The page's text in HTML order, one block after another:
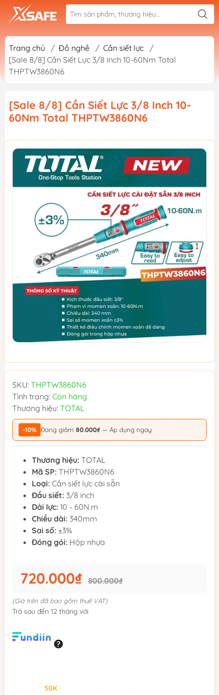
Trang chủ / Đồ nghề / Cần siết lực
/
[Sale 8/8] Cần Siết Lực 3/8 Inch 10-60Nm Total
THPTW3860N6
[Sale 8/8] Cần Siết Lực 3/8 Inch 10-
60Nm Total THPTW3860N6
SKU: THPTW3860N6
Tình trạng: Còn hàng
Thương hiệu: TOTAL
-10% Đang giảm 80.000₫ — Áp dụng ngay
Thương hiệu: TOTAL
Mã SP: THPTW3860N6
Loại: Cần siết lực cài sẵn
Đầu siết: 3/8 inch
Dải lực: 10 - 60N.m
Chiều dài: 340mm
Sai số: ±3%
Đóng gói: Hộp nhựa
720.000₫ 800.000₫
(Giá trên đã bao gồm thuế VAT)
Trả sau đến 12 tháng với
50K